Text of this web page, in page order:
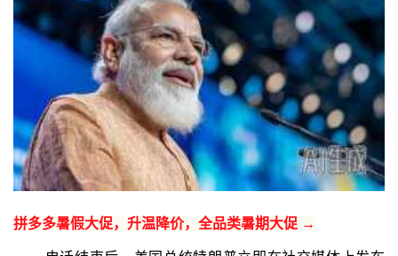
拼多多暑假大促，升温降价，全品类暑期大促 →